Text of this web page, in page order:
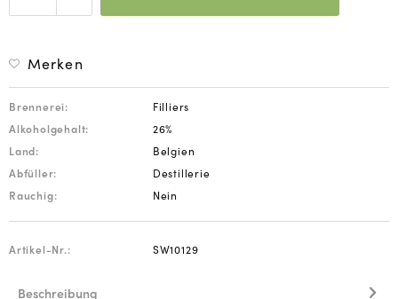
Merken
Brennerei:
Filliers
Alkoholgehalt:
26%
Land:
Belgien
Abfüller:
Destillerie
Rauchig:
Nein
Artikel-Nr.: SW10129
Beschreibung